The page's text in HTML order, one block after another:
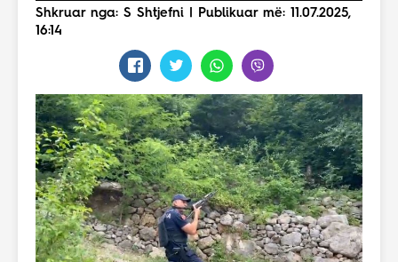
Shkruar nga: S Shtjefni | Publikuar më: 11.07.2025,
16:14